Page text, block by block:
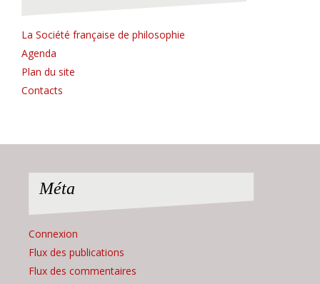
La Société française de philosophie
Agenda
Plan du site
Contacts
Méta
Connexion
Flux des publications
Flux des commentaires